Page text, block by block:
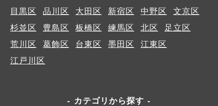
目黒区
品川区 大田区 新宿区 中野区
文京区
杉並区
豊島区 板橋区 練馬区 北区
足立区
荒川区
葛飾区 台東区 墨田区
江東区
江戸川区
カテゴリから探す